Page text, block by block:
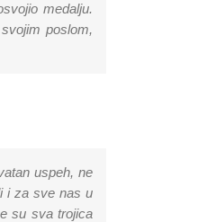
medalju.
poslom,
uspeh, ne
i za sve nas u
su sva trojica